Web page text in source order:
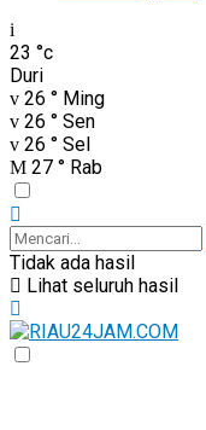
23 °c
Duri
26 ° Ming
26 ° Sen
26 ° Sel
27 ° Rab
Tidak ada hasil
Lihat seluruh hasil